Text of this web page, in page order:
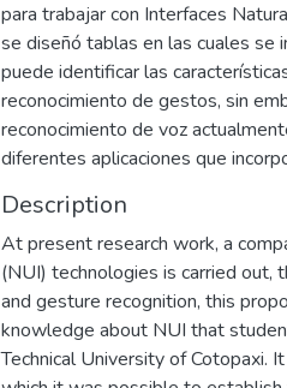
para trabajar con Interfaces
se diseñó tablas en las cuales se
puede identificar las
reconocimiento de gestos, sin
reconocimiento de voz
diferentes aplicaciones que
Description
At present research work, a
(NUI) technologies is carried out,
and gesture recognition, this
knowledge about NUI that
Technical University of Cotopaxi.